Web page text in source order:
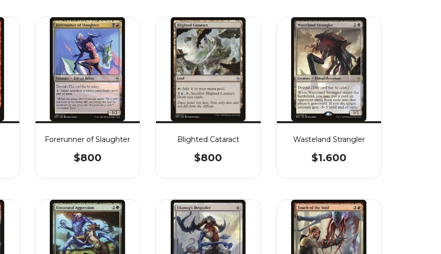
Forerunner of Slaughter
$800
Blighted Cataract
$800
Wasteland Strangler
$1.600